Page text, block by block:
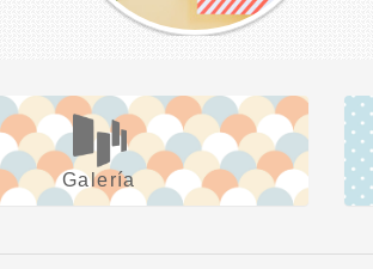
Galería